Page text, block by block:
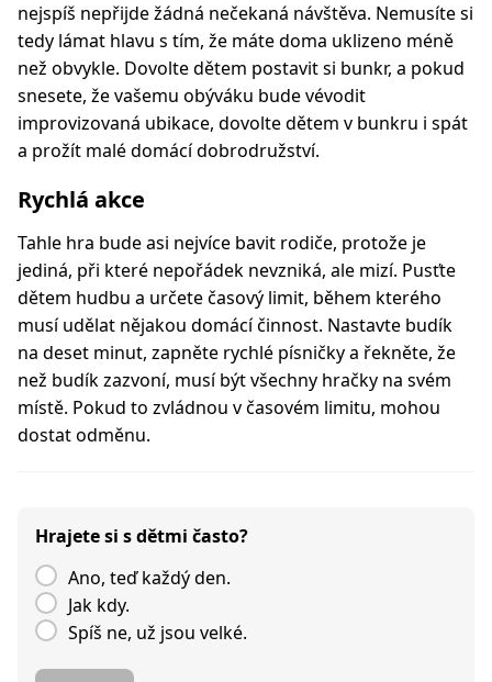
nejspíš nepřijde žádná nečekaná návštěva. Nemusíte si
tedy lámat hlavu s tím, že máte doma uklizeno méně
než obvykle. Dovolte dětem postavit si bunkr, a pokud
snesete, že vašemu obýváku bude vévodit
improvizovaná ubikace, dovolte dětem v bunkru i spát
a prožít malé domácí dobrodružství.
Rychlá akce
Tahle hra bude asi nejvíce bavit rodiče, protože je
jediná, při které nepořádek nevzniká, ale mizí. Pusťte
dětem hudbu a určete časový limit, během kterého
musí udělat nějakou domácí činnost. Nastavte budík
na deset minut, zapněte rychlé písničky a řekněte, že
než budík zazvoní, musí být všechny hračky na svém
místě. Pokud to zvládnou v časovém limitu, mohou
dostat odměnu.
Hrajete si s dětmi často?
Ano, teď každý den.
Jak kdy.
Spíš ne, už jsou velké.